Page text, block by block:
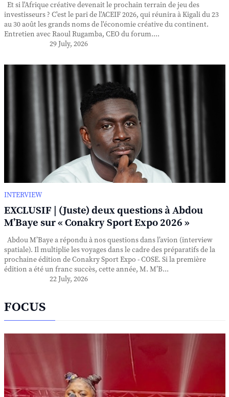
Et si l'Afrique créative devenait le prochain terrain de jeu des
investisseurs ? C'est le pari de l'ACEIF 2026, qui réunira à Kigali du 23
au 30 août les grands noms de l'économie créative du continent.
Entretien avec Raoul Rugamba, CEO du forum....
29 July, 2026
INTERVIEW
EXCLUSIF | (Juste) deux questions à Abdou
M’Baye sur « Conakry Sport Expo 2026 »
Abdou M’Baye a répondu à nos questions dans l’avion (interview
spatiale). Il multiplie les voyages dans le cadre des préparatifs de la
prochaine édition de Conakry Sport Expo - COSE. Si la première
édition a été un franc succès, cette année, M. M’B...
22 July, 2026
FOCUS